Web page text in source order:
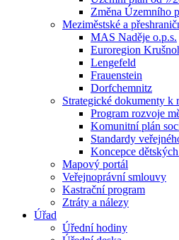
Změna Územního
Meziměstské a
MAS Naděje o.p.s.
Euroregion
Lengefeld
Frauenstein
Dorfchemnitz
Strategické dokumenty k
Program rozvoje
Komunitní plán
Standardy
Koncepce
Mapový portál
Veřejnoprávní smlouvy
Kastrační program
Ztráty a nálezy
Úřad
Úřední hodiny